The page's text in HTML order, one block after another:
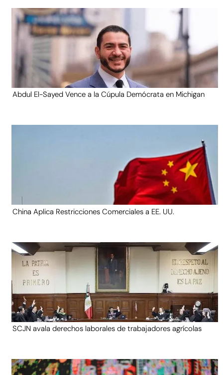
Abdul El-Sayed Vence a la Cúpula Demócrata en Michigan
China Aplica Restricciones Comerciales a EE. UU.
SCJN avala derechos laborales de trabajadores agrícolas